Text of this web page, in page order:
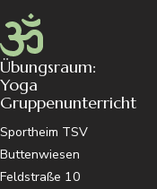
Übungsraum:
Yoga
Gruppenunterricht
Sportheim TSV
Buttenwiesen
Feldstraße 10